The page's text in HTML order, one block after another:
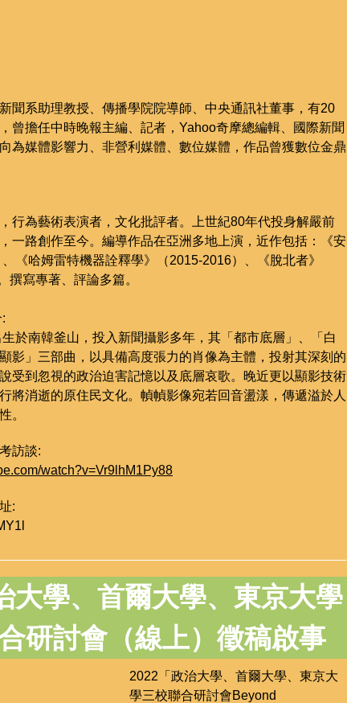
聞系助理教授、傳播學院院導師、中央通訊社董事，有20
曾擔任中時晚報主編、記者，Yahoo奇摩總編輯、國際新聞
為媒體影響力、非營利媒體、數位媒體，作品曾獲數位金鼎
行為藝術表演者，文化批評者。上世紀80年代投身解嚴前
一路創作至今。編導作品在亞洲多地上演，近作包括：《安
《哈姆雷特機器詮釋學》（2015-2016）、《脫北者》
撰寫專著、評論多篇。
於南韓釜山，投入新聞攝影多年，其「都市底層」、「白
影」三部曲，以具備高度張力的肖像為主體，投射其深刻的
受到忽視的政治迫害記憶以及底層哀歌。晚近更以顯影技術
將消逝的原住民文化。幀幀影像宛若回音盪漾，傳遞溢於人
。
訪談:
watch?v=Vr9lhM1Py88
:
大學、首爾大學、東京大學
研討會（線上） 徵稿啟事
2022「政治大學、首爾大學、東京大
學三校聯合研討會Beyond